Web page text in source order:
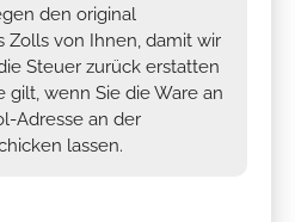
den original
Zolls von Ihnen, damit wir
Steuer zurück erstatten
gilt, wenn Sie die Ware an
Adresse an der
lassen.